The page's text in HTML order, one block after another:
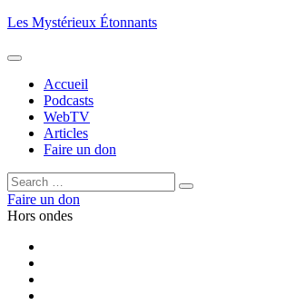
Aller
contenu
Les Mystérieux Étonnants
Accueil
Podcasts
WebTV
Articles
Faire un don
Rechercher :
Rechercher
Faire un don
Hors ondes